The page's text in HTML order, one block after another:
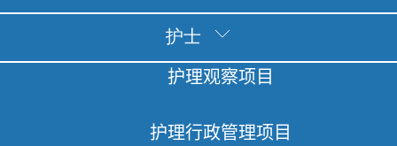
护士
护理观察项目
护理行政管理项目